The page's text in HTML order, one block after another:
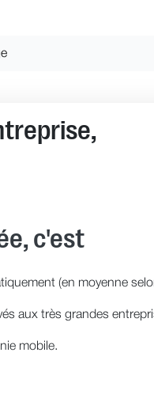
c'est
(en moyenne
aux très grandes
mobile.